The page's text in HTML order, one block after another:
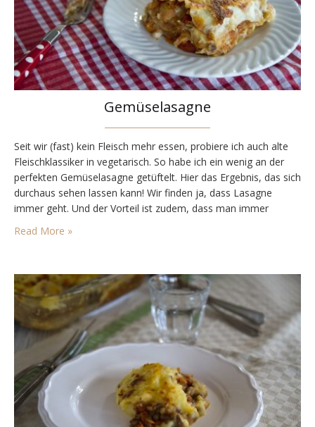
Gemüselasagne
Seit wir (fast) kein Fleisch mehr essen, probiere ich auch alte
Fleischklassiker in vegetarisch. So habe ich ein wenig an der
perfekten Gemüselasagne getüftelt. Hier das Ergebnis, das sich
durchaus sehen lassen kann! Wir finden ja, dass Lasagne
immer geht. Und der Vorteil ist zudem, dass man immer
Tage Reste zum Wärmen…
Read More »